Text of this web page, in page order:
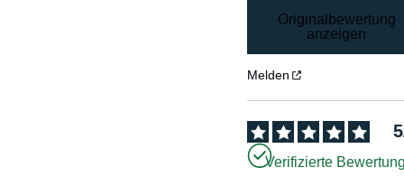
Originalbewertung
anzeigen
Melden
5
Verifizierte